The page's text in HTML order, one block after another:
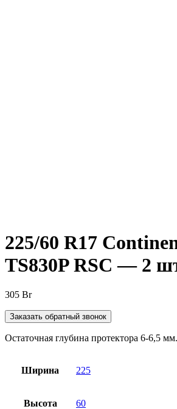
225/60 R17
TS830P RSC — 2
305 Br
Заказать обратный звонок
Остаточная глубина протектора 6-6,5 мм.
Ширина 225
Высота 60